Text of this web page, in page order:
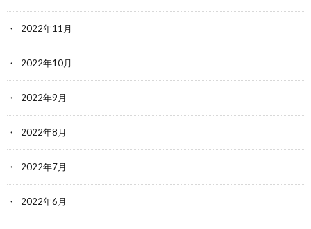
2022年11月
2022年10月
2022年9月
2022年8月
2022年7月
2022年6月